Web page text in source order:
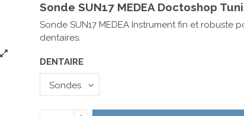
Sonde SUN17 MEDEA Doctoshop
Sonde SUN17 MEDEA Instrument fin et robuste
dentaires.
DENTAIRE